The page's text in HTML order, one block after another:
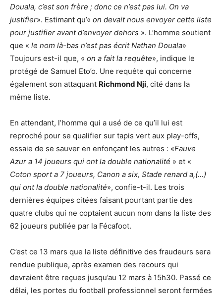
Douala, c’est son frère ; donc ce n’est pas lui. On va
justifier». Estimant qu’« on devait nous envoyer cette liste
pour justifier avant d’envoyer dehors ». L’homme soutient
que « le nom là-bas n’est pas écrit Nathan Douala»
Toujours est-il que, « on a fait la requête», indique le
protégé de Samuel Eto’o. Une requête qui concerne
également son attaquant Richmond Nji, cité dans la
même liste.
En attendant, l’homme qui a usé de ce qu’il lui est
reproché pour se qualifier sur tapis vert aux play-offs,
essaie de se sauver en enfonçant les autres : «Fauve
Azur a 14 joueurs qui ont la double nationalité » et «
Coton sport a 7 joueurs, Canon a six, Stade renard a,(…)
qui ont la double nationalité», confie-t-il. Les trois
dernières équipes citées faisant pourtant partie des
quatre clubs qui ne coptaient aucun nom dans la liste des
62 joueurs publiée par la Fécafoot.
C’est ce 13 mars que la liste définitive des fraudeurs sera
rendue publique, après examen des recours qui
devraient être reçues jusqu’au 12 mars à 15h30. Passé ce
délai, les portes du football professionnel seront fermées